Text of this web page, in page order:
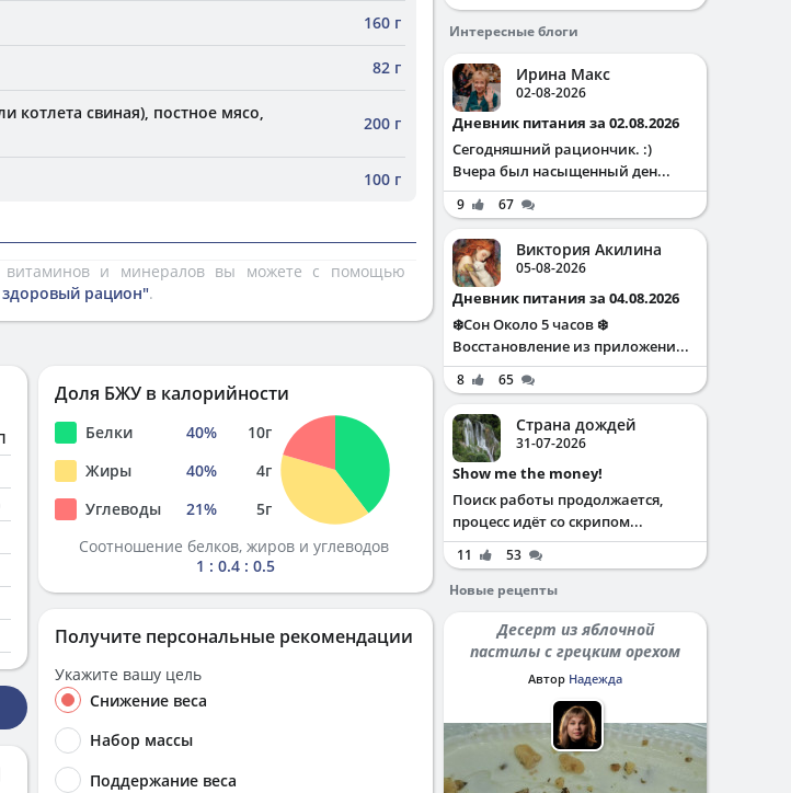
160 г
82 г
котлета свиная), постное мясо,
200 г
100 г
витаминов и минералов вы можете с помощью
рацион".
Доля БЖУ в калорийности
Белки 40% 10г
Жиры
40% 4г
Углеводы
21% 5г
Соотношение белков, жиров и углеводов
1 : 0.4 : 0.5
Получите персональные рекомендации
Укажите вашу цель
Снижение веса
Набор массы
Поддержание веса
Интересные блоги
Ирина Макс
02-08-2026
Дневник питания за 02.08.2026
Сегодняшний рациончик. :)
Вчера был насыщенный ден...
9 67
Виктория Акилина
05-08-2026
Дневник питания за 04.08.2026
❄️Сон Около 5 часов ❄️
Восстановление из приложени...
8 65
Страна дождей
31-07-2026
Show me the money!
Поиск работы продолжается,
процесс идёт со скрипом...
11
53
Новые рецепты
Десерт из яблочной
пастилы с грецким орехом
Автор Надежда